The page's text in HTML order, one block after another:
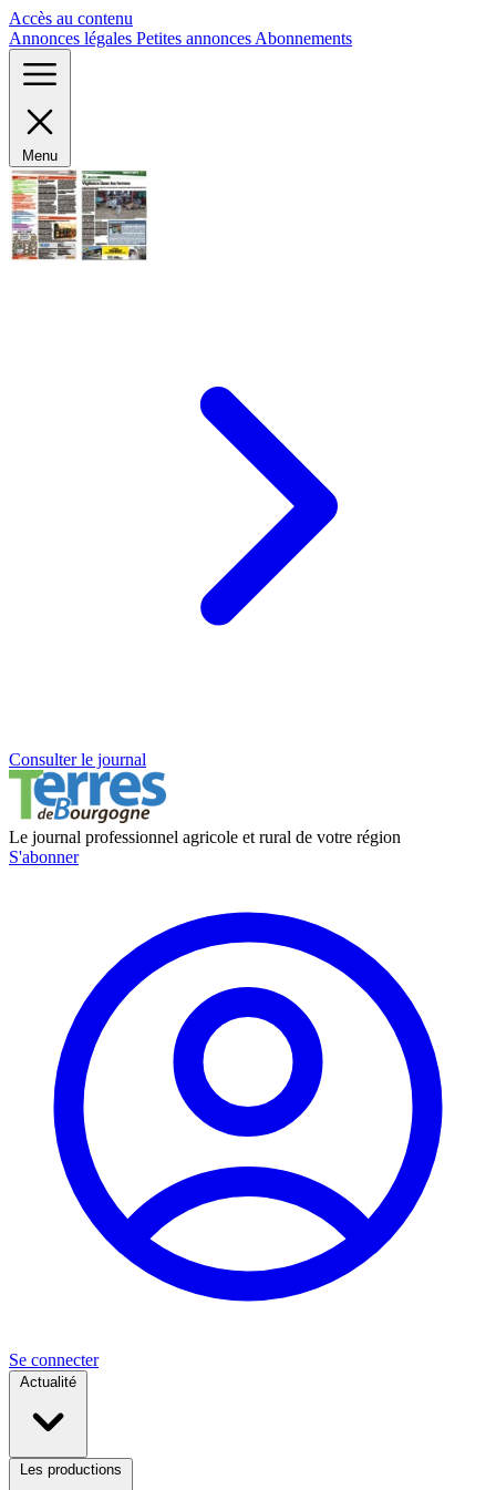
Accès au contenu
Annonces légales Petites annonces Abonnements
Menu
Consulter le journal
Le journal professionnel agricole et rural de votre région
S'abonner
Se connecter
Actualité
Les productions
Panneau de gestion des cookies